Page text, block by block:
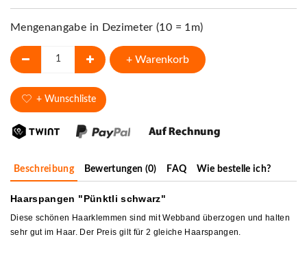
Mengenangabe in Dezimeter (10 = 1m)
+ Warenkorb
+ Wunschliste
Beschreibung Bewertungen (0) FAQ Wie bestelle ich?
Haarspangen "Pünktli schwarz"
Diese schönen Haarklemmen sind mit Webband überzogen und halten
sehr gut im Haar. Der Preis gilt für 2 gleiche Haarspangen.